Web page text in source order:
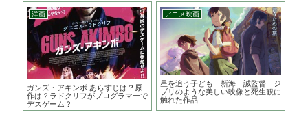
洋画
ガンズ・アキンボ あらすじは？原
作は？ラドクリフがプログラマーで
デスゲーム？
アニメ映画
星を追う子ども 新海 誠監督 ジ
ブリのような美しい映像と死生観に
触れた作品